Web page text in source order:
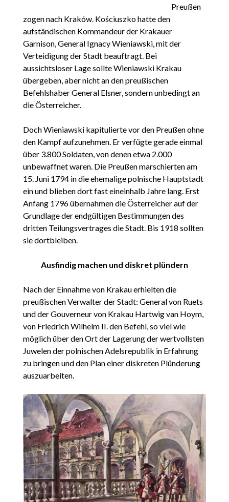
Preußen
zogen nach Kraków. Kościuszko hatte den
aufständischen Kommandeur der Krakauer
Garnison, General Ignacy Wieniawski, mit der
Verteidigung der Stadt beauftragt. Bei
aussichtsloser Lage sollte Wieniawski Krakau
übergeben, aber nicht an den preußischen
Befehlshaber General Elsner, sondern unbedingt an
die Österreicher.
Doch Wieniawski kapitulierte vor den Preußen ohne
den Kampf aufzunehmen. Er verfügte gerade einmal
über 3.800 Soldaten, von denen etwa 2.000
unbewaffnet waren. Die Preußen marschierten am
15. Juni 1794 in die ehemalige polnische Hauptstadt
ein und blieben dort fast eineinhalb Jahre lang. Erst
Anfang 1796 übernahmen die Österreicher auf der
Grundlage der endgültigen Bestimmungen des
dritten Teilungsvertrages die Stadt. Bis 1918 sollten
sie dortbleiben.
Ausfindig machen und diskret plündern
Nach der Einnahme von Krakau erhielten die
preußischen Verwalter der Stadt: General von Ruets
und der Gouverneur von Krakau Hartwig van Hoym,
von Friedrich Wilhelm II. den Befehl, so viel wie
möglich über den Ort der Lagerung der wertvollsten
Juwelen der polnischen Adelsrepublik in Erfahrung
zu bringen und den Plan einer diskreten Plünderung
auszuarbeiten.